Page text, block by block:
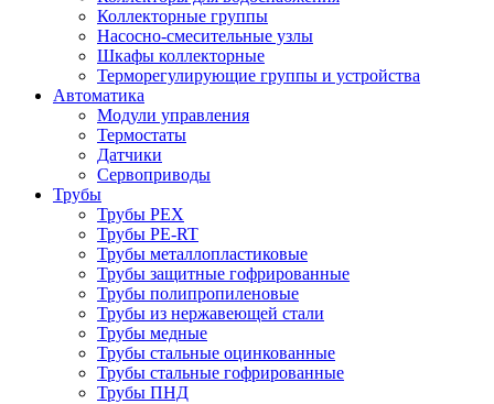
Коллекторные группы
Насосно-смесительные узлы
Шкафы коллекторные
Терморегулирующие группы и устройства
Автоматика
Модули управления
Термостаты
Датчики
Сервоприводы
Трубы
Трубы PEX
Трубы PE-RT
Трубы металлопластиковые
Трубы защитные гофрированные
Трубы полипропиленовые
Трубы из нержавеющей стали
Трубы медные
Трубы стальные оцинкованные
Трубы стальные гофрированные
Трубы ПНД